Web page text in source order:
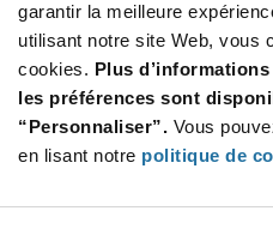
garantir la meilleure
utilisant notre site Web, vous
cookies. Plus
les préférences sont
“Personnaliser”. Vous
en lisant notre politique de
50
100
200+
Information